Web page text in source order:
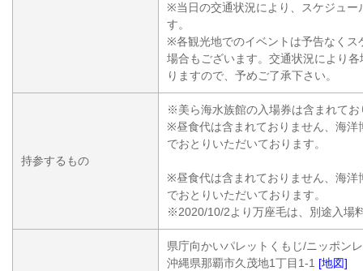
※当日の交通状況により、スケジュー
す。
※各観光地でのイベントは予告なくス
場合もございます。交通状況により
りますので、予めご了承下さい。
持参するもの
※美ら海水族館の入場券は含まれてお
※昼食代は含まれておりません、海洋
でおとりいただいております。
※昼食代は含まれておりません、海洋
でおとりいただいております。
※2020/10/2より万座毛は、別途入場
県庁向かいパレットくもじ/ニッポン
沖縄県那覇市久茂地1丁目1-1 [地図]